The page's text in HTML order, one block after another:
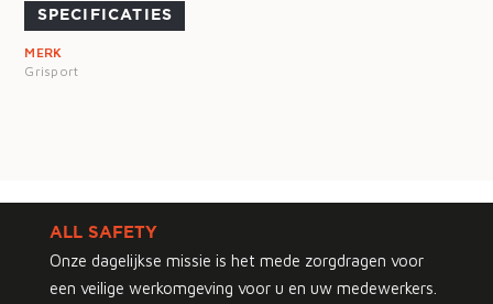
SPECIFICATIES
MERK
Grisport
ALL SAFETY
Onze dagelijkse missie is het mede zorgdragen voor
een veilige werkomgeving voor u en uw medewerkers.